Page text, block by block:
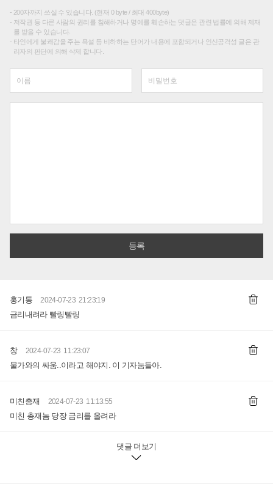
200자까지 쓰실 수 있습니다. (현재 0 byte / 최대 400byte)
저작권 등 다른 사람의 권리를 침해하거나 명예를 훼손하는 댓글은 관련 법률에 의해 제재
를 받을 수 있습니다.
타인에게 불쾌감을 주는 욕설 등 비하하는 단어가 내용에 포함되거나 인신공격성 글은 관
리자의 판단에 의해 삭제 합니다.
홍기통 2024-07-23 21:23:19
금리내려라 빨링빨링
창 2024-07-23 11:23:07
물가와의 싸움..이라고 해야지. 이 기자눔들아.
미친총재 2024-07-23 11:13:55
미친 총재놈 당장 금리를 올려라
댓글 더보기